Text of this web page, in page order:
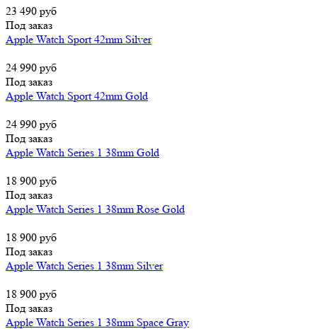
23 490 руб
Под заказ
Apple Watch Sport 42mm Silver
24 990 руб
Под заказ
Apple Watch Sport 42mm Gold
24 990 руб
Под заказ
Apple Watch Series 1 38mm Gold
18 900 руб
Под заказ
Apple Watch Series 1 38mm Rose Gold
18 900 руб
Под заказ
Apple Watch Series 1 38mm Silver
18 900 руб
Под заказ
Apple Watch Series 1 38mm Space Gray